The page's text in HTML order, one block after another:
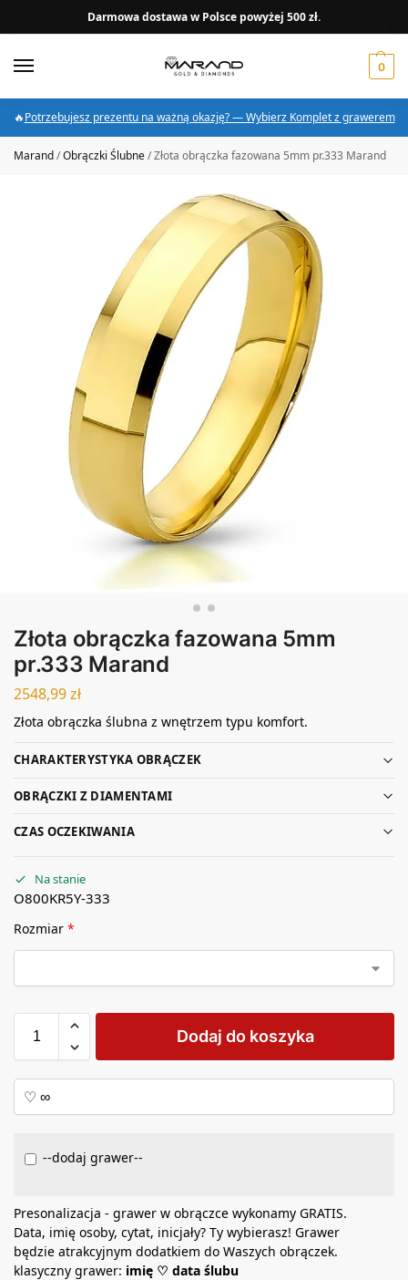
Darmowa dostawa w Polsce powyżej 500 zł.
0
🔥Potrzebujesz prezentu na ważną okazję? — Wybierz Komplet z grawerem
Marand/Obrączki Ślubne/Złota obrączka fazowana 5mm pr.333 Marand
Złota obrączka fazowana 5mm
pr.333 Marand
2548,99zł
Złota obrączka ślubna z wnętrzem typu komfort.
CHARAKTERYSTYKA OBRĄCZEK
OBRĄCZKI Z DIAMENTAMI
CZAS OCZEKIWANIA
Na stanie
O800KR5Y-333
Rozmiar *
Dodaj do koszyka
--dodaj grawer--
Presonalizacja - grawer w obrączce wykonamy GRATIS.
Data, imię osoby, cytat, inicjały? Ty wybierasz! Grawer
będzie atrakcyjnym dodatkiem do Waszych obrączek.
klasyczny grawer: imię ♡ data ślubu